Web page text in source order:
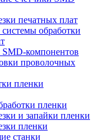
печатных плат
обработки
компонентов
проволочных
пленки
пленки
и запайки пленки
пленки
станки